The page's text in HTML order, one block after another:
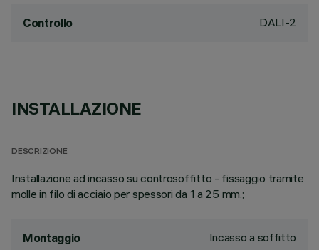
Controllo DALI-2
INSTALLAZIONE
DESCRIZIONE
Installazione ad incasso su controsoffitto - fissaggio tramite
molle in filo di acciaio per spessori da 1 a 25 mm.;
Montaggio Incasso a soffitto